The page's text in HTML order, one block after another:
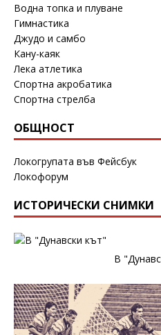
Водна топка и плуване
Гимнастика
Джудо и самбо
Кану-каяк
Лека атлетика
Спортна акробатика
Спортна стрелба
ОБЩНОСТ
Локогрупата във Фейсбук
Локофорум
ИСТОРИЧЕСКИ СНИМКИ
В